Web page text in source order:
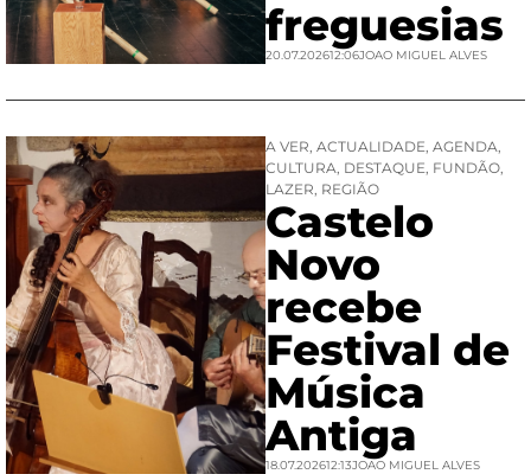
freguesias
20.07.202612:06JOAO MIGUEL ALVES
A VER, ACTUALIDADE, AGENDA,
CULTURA, DESTAQUE, FUNDÃO,
LAZER, REGIÃO
Castelo
Novo
recebe
Festival de
Música
Antiga
18.07.202612:13JOAO MIGUEL ALVES